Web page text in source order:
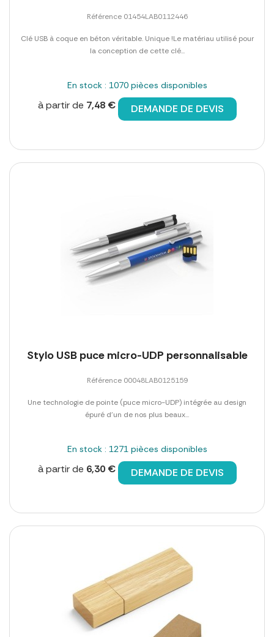
Référence 01454LAB0112446
Clé USB à coque en béton véritable. Unique !Le matériau utilisé pour
la conception de cette clé...
En stock : 1070 pièces disponibles
à partir de 7,48 € DEMANDE DE DEVIS
Stylo USB puce micro-UDP personnalisable
Référence 00048LAB0125159
Une technologie de pointe (puce micro-UDP) intégrée au design
épuré d'un de nos plus beaux...
En stock : 1271 pièces disponibles
à partir de 6,30 € DEMANDE DE DEVIS